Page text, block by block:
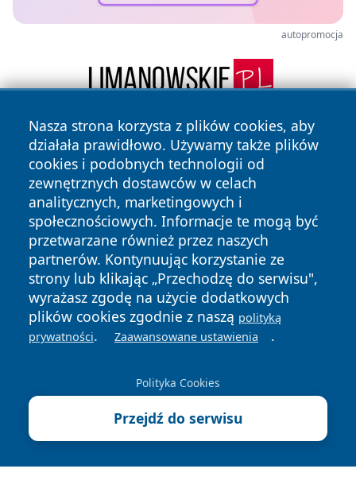
autopromocja
Nasza strona korzysta z plików cookies, aby
działała prawidłowo. Używamy także plików
cookies i podobnych technologii od
zewnętrznych dostawców w celach
analitycznych, marketingowych i
społecznościowych. Informacje te mogą być
przetwarzane również przez naszych
partnerów. Kontynuując korzystanie ze
strony lub klikając „Przechodzę do serwisu",
wyrażasz zgodę na użycie dodatkowych
plików cookies zgodnie z naszą polityką
prywatności. Zaawansowane ustawienia .
Polityka Cookies
Przejdź do serwisu
Copyright © 2026 zywieconline.pl Wszystkie prawa
zastrzeżone.
News Autorzy
Polityka
Prywatności
Polityka
Cookies